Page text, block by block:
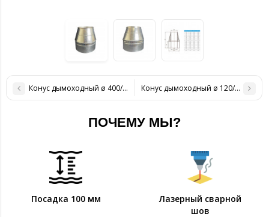
Конус дымоходный ø 400/460 нерж/оцинк 0,6 мм
Конус дымоходный ø 120/180
ПОЧЕМУ МЫ?
Посадка 100 мм
Лазерный сварной
шов